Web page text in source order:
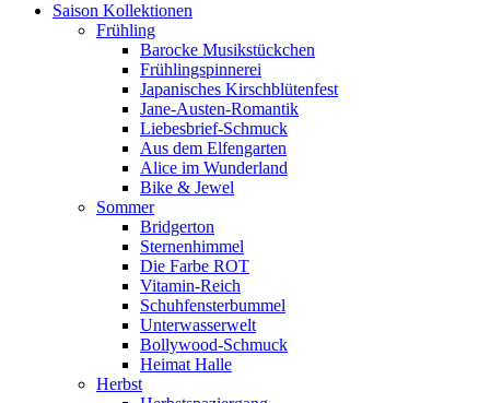
Saison Kollektionen
Frühling
Barocke Musikstückchen
Frühlingspinnerei
Japanisches Kirschblütenfest
Jane-Austen-Romantik
Liebesbrief-Schmuck
Aus dem Elfengarten
Alice im Wunderland
Bike & Jewel
Sommer
Bridgerton
Sternenhimmel
Die Farbe ROT
Vitamin-Reich
Schuhfensterbummel
Unterwasserwelt
Bollywood-Schmuck
Heimat Halle
Herbst